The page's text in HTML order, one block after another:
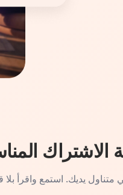
الاشتراك
يديك. استمع واقرأ بلا